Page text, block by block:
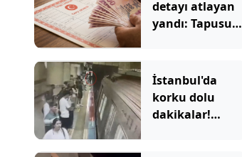
detayı atlayan
yandı: Tapusunu
İstanbul'da
korku dolu
dakikalar!